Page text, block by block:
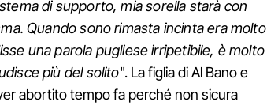
di supporto, mia sorella starà con
Quando sono rimasta incinta era molto
una parola pugliese irripetibile, è molto
più del solito". La figlia di Al Bano e
abortito tempo fa perché non sicura